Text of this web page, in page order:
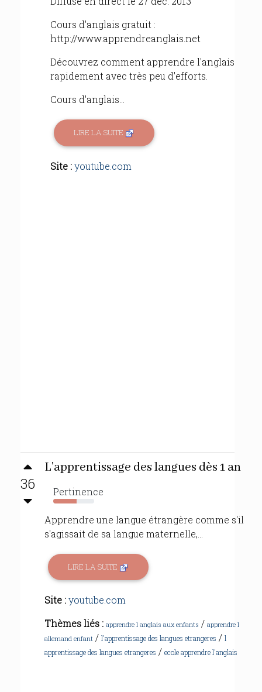
Cours d'anglais gratuit :
http://www.apprendreanglais.net
Découvrez comment apprendre l'anglais
rapidement avec très peu d'efforts.
Cours d'anglais...
LIRE LA SUITE
Site :youtube.com
36
L'apprentissage des langues dès 1 an
Pertinence
57%
Apprendre une langue étrangère comme s'il
s'agissait de sa langue maternelle,...
LIRE LA SUITE
Site :youtube.com
Thèmes liés : apprendre l anglais aux enfants / apprendre l
allemand enfant / l'apprentissage des langues etrangeres / l
apprentissage des langues etrangeres / ecole apprendre l'anglais